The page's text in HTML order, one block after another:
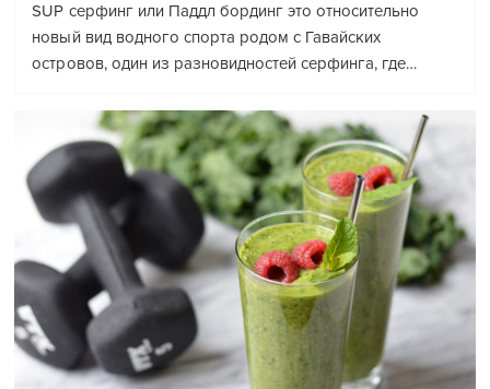
SUP серфинг или Паддл бординг это относительно
новый вид водного спорта родом с Гавайских
островов, один из разновидностей серфинга, где…